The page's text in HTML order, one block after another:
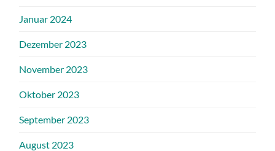
Januar 2024
Dezember 2023
November 2023
Oktober 2023
September 2023
August 2023